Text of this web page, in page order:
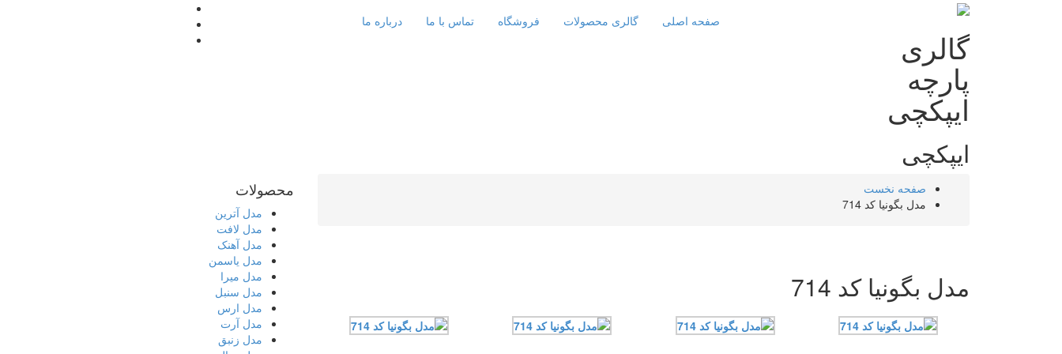
گالری
پارچه
ایپکچی
ایپکچی
صفحه اصلی گالری محصولات فروشگاه تماس با ما درباره ما
صفحه نخست
مدل بگونیا کد 714
مدل بگونیا کد 714
محصولات
مدل آترین
مدل لافت
مدل آهنک
مدل یاسمن
مدل میرا
مدل سنبل
مدل ارس
مدل آرت
مدل زنبق